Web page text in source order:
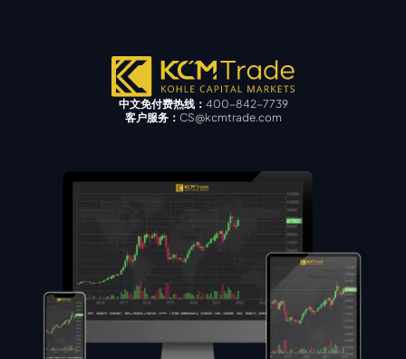
中文免付费热线： 400-842-7739
客户服务： CS@kcmtrade.com